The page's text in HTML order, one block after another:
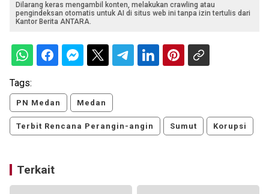
Dilarang keras mengambil konten, melakukan crawling atau
pengindeksan otomatis untuk AI di situs web ini tanpa izin tertulis dari
Kantor Berita ANTARA.
Tags:
PN Medan Medan
Terbit Rencana Perangin-angin Sumut Korupsi
Terkait